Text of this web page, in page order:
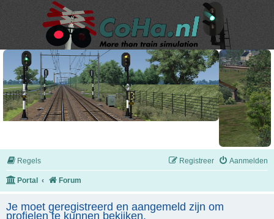
Regels Aanmelden
Registreer
Portal Forum
Je moet geregistreerd en aangemeld zijn om
profielen te kunnen bekijken.